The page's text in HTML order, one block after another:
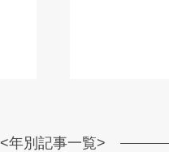
<年別記事一覧>